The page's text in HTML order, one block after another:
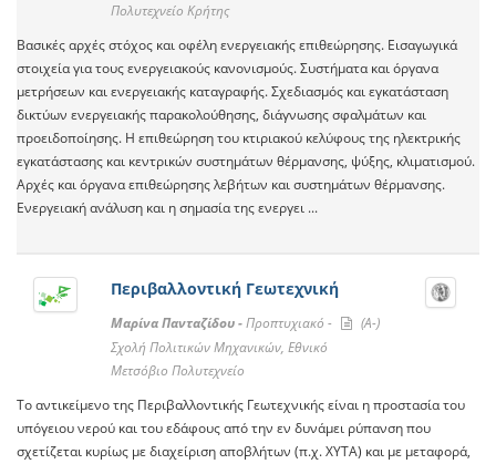
Πολυτεχνείο Κρήτης
Βασικές αρχές στόχος και οφέλη ενεργειακής επιθεώρησης. Εισαγωγικά
στοιχεία για τους ενεργειακούς κανονισμούς. Συστήματα και όργανα
μετρήσεων και ενεργειακής καταγραφής. Σχεδιασμός και εγκατάσταση
δικτύων ενεργειακής παρακολούθησης, διάγνωσης σφαλμάτων και
προειδοποίησης. Η επιθεώρηση του κτιριακού κελύφους της ηλεκτρικής
εγκατάστασης και κεντρικών συστημάτων θέρμανσης, ψύξης, κλιματισμού.
Αρχές και όργανα επιθεώρησης λεβήτων και συστημάτων θέρμανσης.
Ενεργειακή ανάλυση και η σημασία της ενεργει ...
Περιβαλλοντική Γεωτεχνική
Μαρίνα Πανταζίδου -Προπτυχιακό -
(A-)
Σχολή Πολιτικών Μηχανικών, Εθνικό
Μετσόβιο Πολυτεχνείο
Το αντικείμενο της Περιβαλλοντικής Γεωτεχνικής είναι η προστασία του
υπόγειου νερού και του εδάφους από την εν δυνάμει ρύπανση που
σχετίζεται κυρίως με διαχείριση αποβλήτων (π.χ. ΧΥΤΑ) και με μεταφορά,